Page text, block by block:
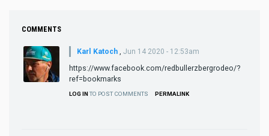
COMMENTS
Karl Katoch Jun 14 2020 - 12:53am
https://www.facebook.com/redbullerzbergrodeo/?
ref=bookmarks
LOG IN TO POST COMMENTS PERMALINK